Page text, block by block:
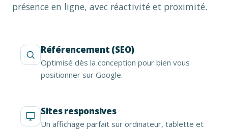
présence en ligne, avec réactivité et proximité.
Référencement (SEO)
Optimisé dès la conception pour bien vous
positionner sur Google.
Sites responsives
Un affichage parfait sur ordinateur, tablette et